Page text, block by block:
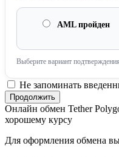
AML пройден
Выберите вариант
Не запоминать
Онлайн обмен Tether
хорошему курсу
Для оформления обмена